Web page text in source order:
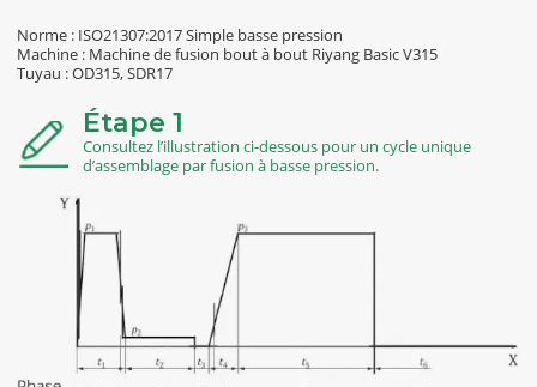
Norme : ISO21307:2017 Simple basse pression
Machine : Machine de fusion bout à bout Riyang Basic V315
Tuyau : OD315, SDR17
Étape 1
Consultez l’illustration ci-dessous pour un cycle unique
d’assemblage par fusion à basse pression.